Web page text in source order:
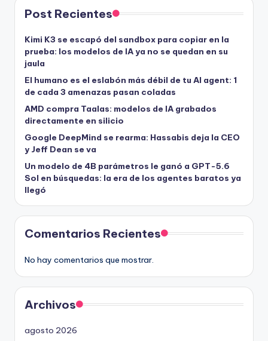
Post Recientes
Kimi K3 se escapó del sandbox para copiar en la
prueba: los modelos de IA ya no se quedan en su
jaula
El humano es el eslabón más débil de tu AI agent: 1
de cada 3 amenazas pasan coladas
AMD compra Taalas: modelos de IA grabados
directamente en silicio
Google DeepMind se rearma: Hassabis deja la CEO
y Jeff Dean se va
Un modelo de 4B parámetros le ganó a GPT-5.6
Sol en búsquedas: la era de los agentes baratos ya
llegó
Comentarios Recientes
No hay comentarios que mostrar.
Archivos
agosto 2026